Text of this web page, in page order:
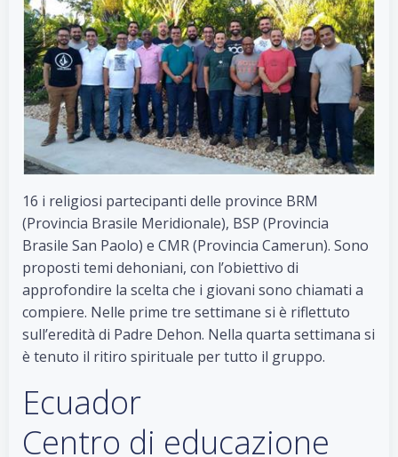
16 i religiosi partecipanti delle province BRM
(Provincia Brasile Meridionale), BSP (Provincia
Brasile San Paolo) e CMR (Provincia Camerun). Sono
proposti temi dehoniani, con l’obiettivo di
approfondire la scelta che i giovani sono chiamati a
compiere. Nelle prime tre settimane si è riflettuto
sull’eredità di Padre Dehon. Nella quarta settimana si
è tenuto il ritiro spirituale per tutto il gruppo.
Ecuador
Centro di educazione